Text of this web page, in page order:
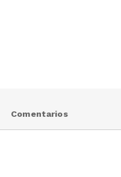
Comentarios